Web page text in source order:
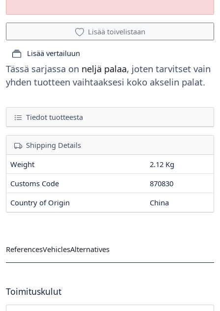
Tässä sarjassa on neljä palaa, joten tarvitset vain
yhden tuotteen vaihtaaksesi koko akselin palat.
Tiedot tuotteesta
Shipping Details
Weight
2.12 Kg
Customs Code
870830
Country of Origin
China
Lisää toivelistaan
Lisää vertailuun
ReferencesVehiclesAlternatives
Toimituskulut